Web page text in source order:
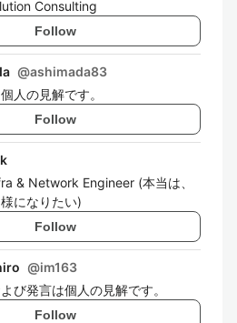
Consulting
Follow
@ashimada83
人の見解です。
Follow
& Network Engineer (本当は、
になりたい)
Follow
@im163
び発言は個人の見解です。
Follow